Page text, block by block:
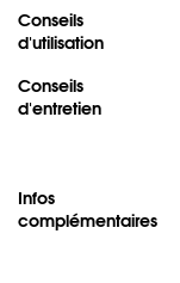
Conseils
d'utilisation
Conseils
d'entretien
Infos
complémentaires